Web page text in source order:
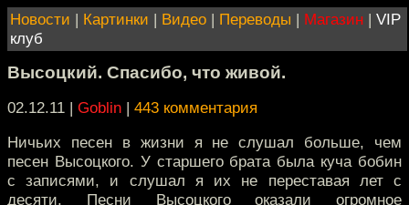
Новости | Картинки | Видео | Переводы | Магазин | VIP
клуб
Высоцкий. Спасибо, что живой.
02.12.11 | Goblin | 443 комментария
Ничьих песен в жизни я не слушал больше, чем
песен Высоцкого. У старшего брата была куча бобин
с записями, и слушал я их не переставая лет с
десяти. Песни Высоцкого оказали огромное